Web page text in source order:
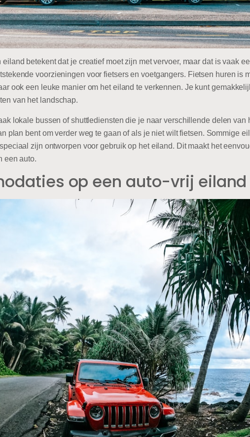
betekent dat je creatief moet zijn met vervoer, maar dat is vaak
voorzieningen voor fietsers en voetgangers. Fietsen huren is
ook een leuke manier om het eiland te verkennen. Je kunt
van het landschap.
lokale bussen of shuttlediensten die je naar verschillende delen van
plan bent om verder weg te gaan of als je niet wilt fietsen. Sommige
zijn ontworpen voor gebruik op het eiland. Dit maakt het
een auto.
op een auto-vrij eiland